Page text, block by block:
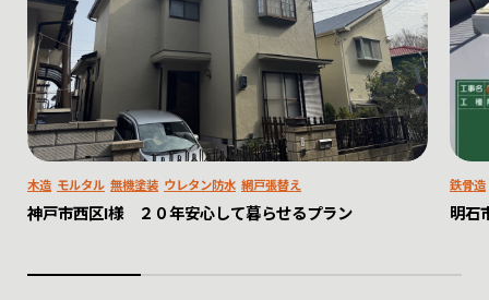
木造 モルタル 無機塗装 ウレタン防水 網戸張替え
神戸市西区I様 ２０年安心して暮らせるプラン
鉄骨造
明石